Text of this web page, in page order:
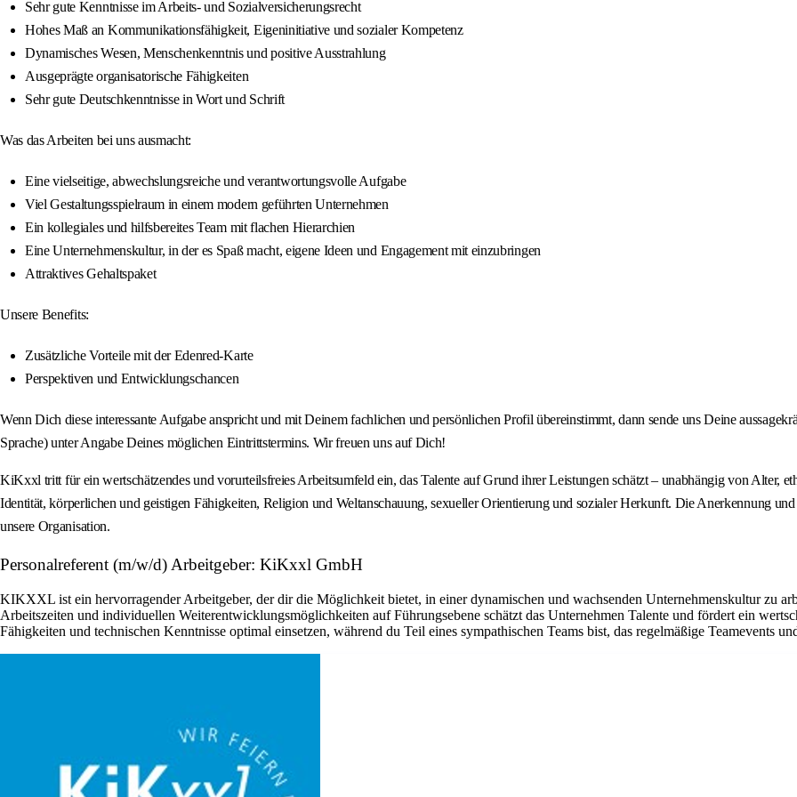
Sehr gute Kenntnisse im Arbeits- und Sozialversicherungsrecht
Hohes Maß an Kommunikationsfähigkeit, Eigeninitiative und sozialer Kompetenz
Dynamisches Wesen, Menschenkenntnis und positive Ausstrahlung
Ausgeprägte organisatorische Fähigkeiten
Sehr gute Deutschkenntnisse in Wort und Schrift
Was das Arbeiten bei uns ausmacht:
Eine vielseitige, abwechslungsreiche und verantwortungsvolle Aufgabe
Viel Gestaltungsspielraum in einem modern geführten Unternehmen
Ein kollegiales und hilfsbereites Team mit flachen Hierarchien
Eine Unternehmenskultur, in der es Spaß macht, eigene Ideen und Engagement mit einzubringen
Attraktives Gehaltspaket
Unsere Benefits:
Zusätzliche Vorteile mit der Edenred-Karte
Perspektiven und Entwicklungschancen
Wenn Dich diese interessante Aufgabe anspricht und mit Deinem fachlichen und persönlichen Profil übereinstimmt, dann sende uns Deine
Sprache) unter Angabe Deines möglichen Eintrittstermins. Wir freuen uns auf Dich!
KiKxxl tritt für ein wertschätzendes und vorurteilsfreies Arbeitsumfeld ein, das Talente auf Grund ihrer Leistungen schätzt – unabhängig von Alter,
Identität, körperlichen und geistigen Fähigkeiten, Religion und Weltanschauung, sexueller Orientierung und sozialer Herkunft. Die Anerkennung
unsere Organisation.
Personalreferent (m/w/d) Arbeitgeber: KiKxxl GmbH
KIKXXL ist ein hervorragender Arbeitgeber, der dir die Möglichkeit bietet, in einer dynamischen und wachsenden Unternehmenskultur zu
Arbeitszeiten und individuellen Weiterentwicklungsmöglichkeiten auf Führungsebene schätzt das Unternehmen Talente und fördert ein
Fähigkeiten und technischen Kenntnisse optimal einsetzen, während du Teil eines sympathischen Teams bist, das regelmäßige Teamevents